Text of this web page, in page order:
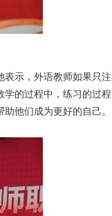
表示，外语教师如果只注
学的过程中，练习的过程
他们成为更好的自己。